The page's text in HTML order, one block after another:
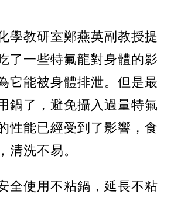
學教研室鄭燕英副教授提
了一些特氟龍對身體的影
它能被身體排泄。但是最
鍋了，避免攝入過量特氟
性能已經受到了影響，食
清洗不易。
全使用不粘鍋，延長不粘